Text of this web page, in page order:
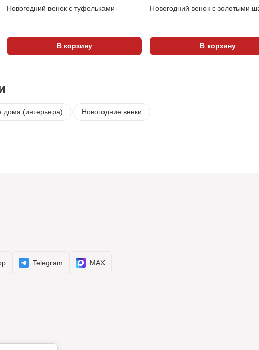
Новогодний венок с туфельками
В корзину
Новогодний венок с золотыми
В корзину
дома (интерьера) Новогодние венки
Telegram MAX